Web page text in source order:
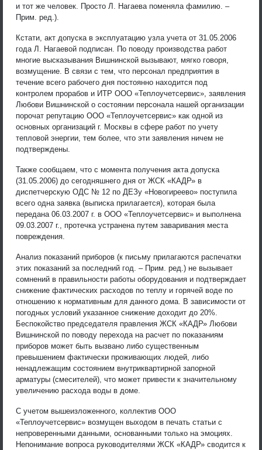
и тот же человек. Просто Л. Нагаева поменяла фамилию. –
Прим. ред.).
Кстати, акт допуска в эксплуатацию узла учета от 31.05.2006
года Л. Нагаевой подписан. По поводу производства работ
многие высказывания Вишнинской вызывают, мягко говоря,
возмущение. В связи с тем, что персонал предприятия в
течение всего рабочего дня постоянно находится под
контролем прорабов и ИТР ООО «Теплоучетсервис», заявления
Любови Вишнинской о состоянии персонала нашей организации
порочат репутацию ООО «Теплоучетсервис» как одной из
основных организаций г. Москвы в сфере работ по учету
тепловой энергии, тем более, что эти заявления ничем не
подтверждены.
Также сообщаем, что с момента получения акта допуска
(31.05.2006) до сегодняшнего дня от ЖСК «КАДР» в
диспетчерскую ОДС № 12 по ДЕЗу «Новогиреево» поступила
всего одна заявка (выписка прилагается), которая была
передана 06.03.2007 г. в ООО «Теплоучетсервис» и выполнена
09.03.2007 г., протечка устранена путем заваривания места
повреждения.
Анализ показаний приборов (к письму прилагаются распечатки
этих показаний за последний год. – Прим. ред.) не вызывает
сомнений в правильности работы оборудования и подтверждает
снижение фактических расходов по теплу и горячей воде по
отношению к нормативным для данного дома. В зависимости от
погодных условий указанное снижение доходит до 20%.
Беспокойство председателя правления ЖСК «КАДР» Любови
Вишнинской по поводу перехода на расчет по показаниям
приборов может быть вызвано либо существенным
превышением фактически проживающих людей, либо
ненадлежащим состоянием внутриквартирной запорной
арматуры (смесителей), что может привести к значительному
увеличению расхода воды в доме.
С учетом вышеизложенного, коллектив ООО
«Теплоучетсервис» возмущен выходом в печать статьи с
непроверенными данными, основанными только на эмоциях.
Непонимание вопроса руководителями ЖСК «КАДР» сводится к